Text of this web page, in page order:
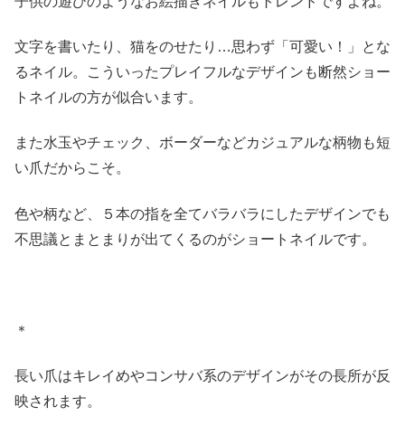
文字を書いたり、猫をのせたり…思わず「可愛い！」とな
るネイル。こういったプレイフルなデザインも断然ショー
トネイルの方が似合います。
また水玉やチェック、ボーダーなどカジュアルな柄物も短
い爪だからこそ。
色や柄など、５本の指を全てバラバラにしたデザインでも
不思議とまとまりが出てくるのがショートネイルです。
＊
長い爪はキレイめやコンサバ系のデザインがその長所が反
映されます。